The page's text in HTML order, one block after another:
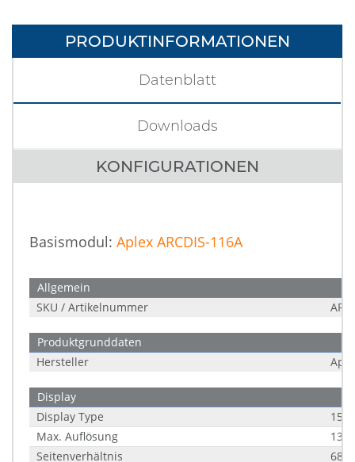
PRODUKTINFORMATIONEN
KONFIGURATIONEN
Datenblatt
Downloads
Basismodul: Aplex ARCDIS-116A
Allgemein
SKU / Artikelnummer
Produktgrunddaten
Hersteller
Display
Display Type
Max. Auflösung
Seitenverhältnis
683